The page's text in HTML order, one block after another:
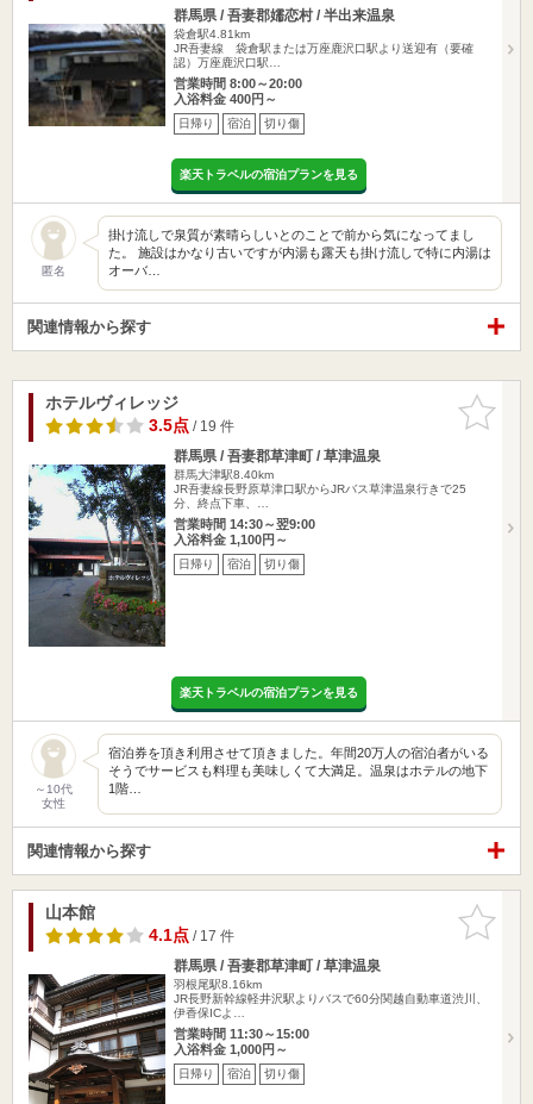
群馬県 / 吾妻郡嬬恋村 / 半出来温泉
袋倉駅4.81km
JR吾妻線 袋倉駅または万座鹿沢口駅より送迎有（要確
認）万座鹿沢口駅…
営業時間 8:00～20:00
入浴料金 400円～
日帰り 宿泊 切り傷
楽天トラベルの宿泊プランを見る
匿名
掛け流しで泉質が素晴らしいとのことで前から気になってまし
た。 施設はかなり古いですが内湯も露天も掛け流しで特に内湯は
オーバ…
関連情報から探す
お気に入
りに追加
ホテルヴィレッジ
3.5点/ 19 件
群馬県 / 吾妻郡草津町 / 草津温泉
群馬大津駅8.40km
JR吾妻線長野原草津口駅からJRバス草津温泉行きで25
分、終点下車、…
営業時間 14:30～翌9:00
入浴料金 1,100円～
日帰り 宿泊 切り傷
楽天トラベルの宿泊プランを見る
～10代
女性
宿泊券を頂き利用させて頂きました。年間20万人の宿泊者がいる
そうでサービスも料理も美味しくて大満足。温泉はホテルの地下
1階…
関連情報から探す
お気に入
りに追加
山本館
4.1点/ 17 件
群馬県 / 吾妻郡草津町 / 草津温泉
羽根尾駅8.16km
JR長野新幹線軽井沢駅よりバスで60分関越自動車道渋川、
伊香保ICよ…
営業時間 11:30～15:00
入浴料金 1,000円～
日帰り 宿泊 切り傷